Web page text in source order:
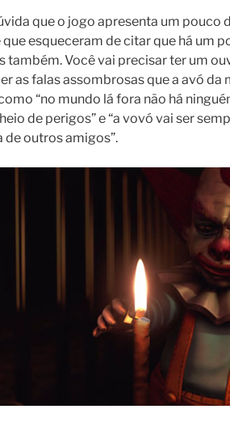
que o jogo apresenta um pouco
que esqueceram de citar que há um
também. Você vai precisar ter um
as falas assombrosas que a avó da
“no mundo lá fora não há
de perigos” e “a vovó vai ser
de outros amigos”.